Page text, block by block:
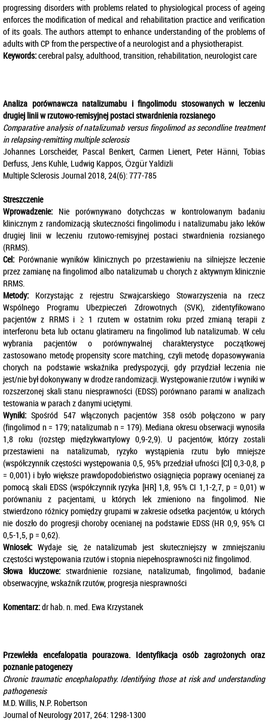
progressing disorders with problems related to physiological process of ageing
enforces the modification of medical and rehabilitation practice and verification
of its goals. The authors attempt to enhance understanding of the problems of
adults with CP from the perspective of a neurologist and a physiotherapist.
Keywords:cerebral palsy, adulthood, transition, rehabilitation, neurologist care
Analiza porównawcza natalizumabu i fingolimodu stosowanych w leczeniu
drugiej linii w rzutowo-remisyjnej postaci stwardnienia rozsianego
Comparative analysis of natalizumab versus fingolimod as secondline treatment
in relapsing-remitting multiple sclerosis
Johannes Lorscheider, Pascal Benkert, Carmen Lienert, Peter Hänni, Tobias
Derfuss, Jens Kuhle, Ludwig Kappos, Özgür Yaldizli
Multiple Sclerosis Journal 2018, 24(6): 777-785
Streszczenie
Wprowadzenie: Nie porównywano dotychczas w kontrolowanym badaniu
klinicznym z randomizacją skuteczności fingolimodu i natalizumabu jako leków
drugiej linii w leczeniu rzutowo-remisyjnej postaci stwardnienia rozsianego
(RRMS).
Cel: Porównanie wyników klinicznych po przestawieniu na silniejsze leczenie
przez zamianę na fingolimod albo natalizumab u chorych z aktywnym klinicznie
RRMS.
Metody: Korzystając z rejestru Szwajcarskiego Stowarzyszenia na rzecz
Wspólnego Programu Ubezpieczeń Zdrowotnych (SVK), zidentyfikowano
pacjentów z RRMS i ≥ 1 rzutem w ostatnim roku przed zmianą terapii z
interferonu beta lub octanu glatirameru na fingolimod lub natalizumab. W celu
wybrania pacjentów o porównywalnej charakterystyce początkowej
zastosowano metodę propensity score matching, czyli metodę dopasowywania
chorych na podstawie wskaźnika predyspozycji, gdy przydział leczenia nie
jest/nie był dokonywany w drodze randomizacji. Występowanie rzutów i wyniki w
rozszerzonej skali stanu niesprawności (EDSS) porównano parami w analizach
testowania w parach z danymi uciętymi.
Wyniki: Spośród 547 włączonych pacjentów 358 osób połączono w pary
(fingolimod n = 179; natalizumab n = 179). Mediana okresu obserwacji wynosiła
1,8 roku (rozstęp międzykwartylowy 0,9-2,9). U pacjentów, którzy zostali
przestawieni na natalizumab, ryzyko wystąpienia rzutu było mniejsze
(współczynnik częstości występowania 0,5, 95% przedział ufności [CI] 0,3-0,8, p
= 0,001) i było większe prawdopodobieństwo osiągnięcia poprawy ocenianej za
pomocą skali EDSS (współczynnik ryzyka [HR] 1,8, 95% CI 1,1-2,7, p = 0,01) w
porównaniu z pacjentami, u których lek zmieniono na fingolimod. Nie
stwierdzono różnicy pomiędzy grupami w zakresie odsetka pacjentów, u których
nie doszło do progresji choroby ocenianej na podstawie EDSS (HR 0,9, 95% CI
0,5-1,5, p = 0,62).
Wniosek: Wydaje się, że natalizumab jest skuteczniejszy w zmniejszaniu
częstości występowania rzutów i stopnia niepełnosprawności niż fingolimod.
Słowa kluczowe:stwardnienie rozsiane, natalizumab, fingolimod, badanie
obserwacyjne, wskaźnik rzutów, progresja niesprawności
Komentarz:dr hab. n. med. Ewa Krzystanek
Przewlekła encefalopatia pourazowa. Identyfikacja osób zagrożonych oraz
poznanie patogenezy
Chronic traumatic encephalopathy. Identifying those at risk and understanding
pathogenesis
M.D. Willis, N.P. Robertson
Journal of Neurology 2017, 264: 1298-1300